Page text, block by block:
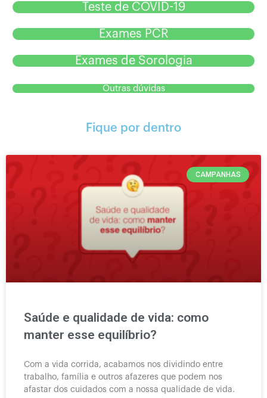
Teste de COVID-19
Exames PCR
Exames de Sorologia
Outras dúvidas
Fique por dentro
CAMPANHAS
Saúde e qualidade de vida: como
manter esse equilíbrio?
Com a vida corrida, acabamos nos dividindo entre
trabalho, família e outros afazeres que podem nos
afastar dos cuidados com a nossa qualidade de vida.